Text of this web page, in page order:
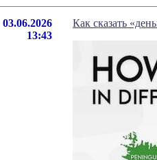
03.06.2026
13:43
Как сказать